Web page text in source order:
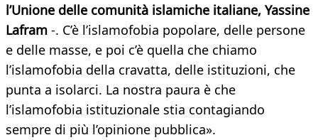
l’Unione delle comunità islamiche italiane, Yassine
Lafram -. C’è l’islamofobia popolare, delle persone
e delle masse, e poi c’è quella che chiamo
l’islamofobia della cravatta, delle istituzioni, che
punta a isolarci. La nostra paura è che
l’islamofobia istituzionale stia contagiando
sempre di più l’opinione pubblica».